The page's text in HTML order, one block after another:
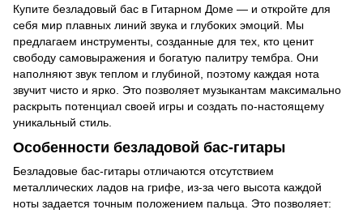
Купите безладовый бас в Гитарном Доме — и откройте для
себя мир плавных линий звука и глубоких эмоций. Мы
предлагаем инструменты, созданные для тех, кто ценит
свободу самовыражения и богатую палитру тембра. Они
наполняют звук теплом и глубиной, поэтому каждая нота
звучит чисто и ярко. Это позволяет музыкантам максимально
раскрыть потенциал своей игры и создать по-настоящему
уникальный стиль.
Особенности безладовой бас-гитары
Безладовые бас-гитары отличаются отсутствием
металлических ладов на грифе, из-за чего высота каждой
ноты задается точным положением пальца. Это позволяет: